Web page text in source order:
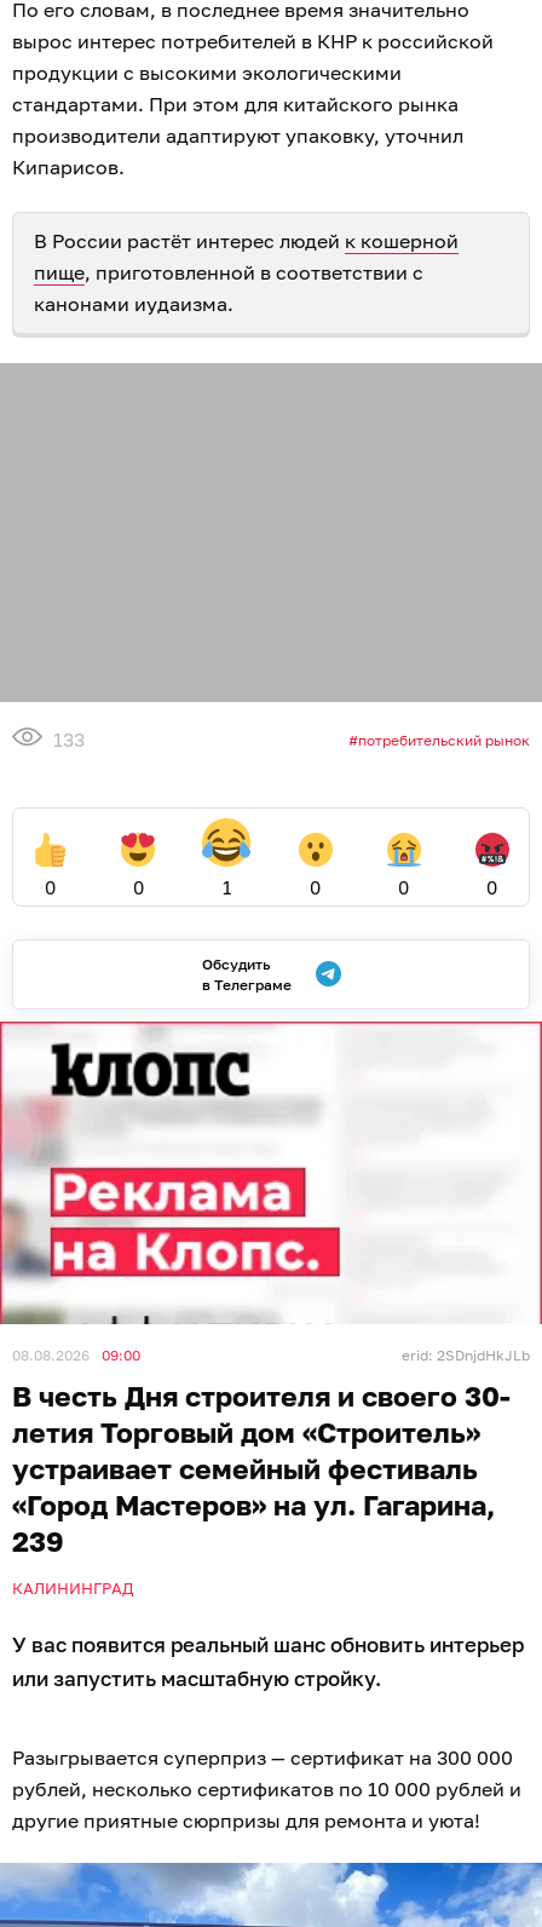
По его словам, в последнее время значительно
вырос интерес потребителей в КНР к российской
продукции с высокими экологическими
стандартами. При этом для китайского рынка
производители адаптируют упаковку, уточнил
Кипарисов.
В России растёт интерес людей к кошерной
пище, приготовленной в соответствии с
канонами иудаизма.
133 потребительский рынок
0 0 1 0 0 0
Обсудить
в Телеграме
08.08.2026 09:00 erid: 2SDnjdHkJLb
В честь Дня строителя и своего 30-
летия Торговый дом «Строитель»
устраивает семейный фестиваль
«Город Мастеров» на ул. Гагарина,
239
КАЛИНИНГРАД
У вас появится реальный шанс обновить интерьер
или запустить масштабную стройку.
Разыгрывается суперприз — сертификат на 300 000
рублей, несколько сертификатов по 10 000 рублей и
другие приятные сюрпризы для ремонта и уюта!